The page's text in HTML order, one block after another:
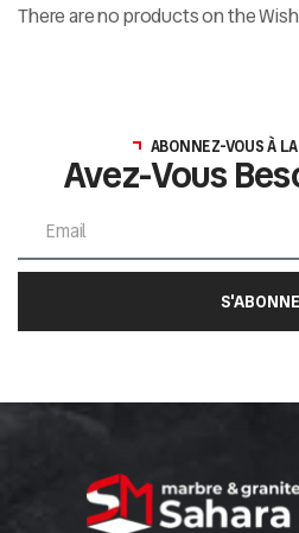
There are no products on the
ABONNEZ-VOUS À
Avez-Vous